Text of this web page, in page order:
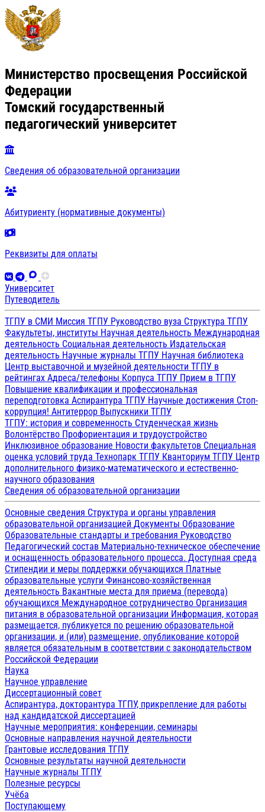
Министерство просвещения Российской
Федерации
Томский государственный
педагогический университет
Сведения об образовательной организации
Абитуриенту (нормативные документы)
Реквизиты для оплаты
Университет
Путеводитель
ТГПУ в СМИ Миссия ТГПУ Руководство вуза Структура ТГПУ
Факультеты, институты Научная деятельность Международная
деятельность Социальная деятельность Издательская
деятельность Научные журналы ТГПУ Научная библиотека
Центр выставочной и музейной деятельности ТГПУ в
рейтингах Адреса/телефоны Корпуса ТГПУ Прием в ТГПУ
Повышение квалификации и профессиональная
переподготовка Аспирантура ТГПУ Научные достижения Стоп-
коррупция! Антитеррор Выпускники ТГПУ
ТГПУ: история и современность Студенческая жизнь
Волонтёрство Профориентация и трудоустройство
Инклюзивное образование Новости факультетов Специальная
оценка условий труда Технопарк ТГПУ Кванториум ТГПУ Центр
дополнительного физико-математического и естественно-
научного образования
Сведения об образовательной организации
Основные сведения Структура и органы управления
образовательной организацией Документы Образование
Образовательные стандарты и требования Руководство
Педагогический состав Материально-техническое обеспечение
и оснащенность образовательного процесса. Доступная среда
Стипендии и меры поддержки обучающихся Платные
образовательные услуги Финансово-хозяйственная
деятельность Вакантные места для приема (перевода)
обучающихся Международное сотрудничество Организация
питания в образовательной организации Информация, которая
размещается, публикуется по решению образовательной
организации, и (или) размещение, опубликование которой
является обязательным в соответствии с законодательством
Российской Федерации
Наука
Научное управление
Диссертационный совет
Аспирантура, докторантура ТГПУ, прикрепление для работы
над кандидатской диссертацией
Научные мероприятия: конференции, семинары
Основные направления научной деятельности
Грантовые исследования ТГПУ
Основные результаты научной деятельности
Научные журналы ТГПУ
Полезные ресурсы
Учёба
Поступающему